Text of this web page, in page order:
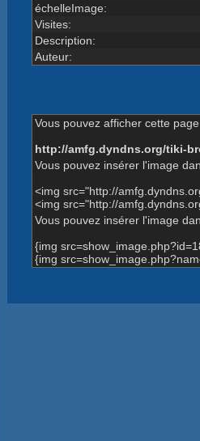
échelleImage:
Visites:
Description:
Auteur:
Vous pouvez afficher cette
http://amfg.dyndns.org/tiki-
Vous pouvez insérer l'image
<img src="http://
<img src="http://
Vous pouvez insérer l'image
{img
{img